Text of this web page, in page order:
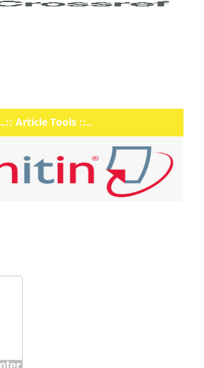
..:: Article Tools ::..